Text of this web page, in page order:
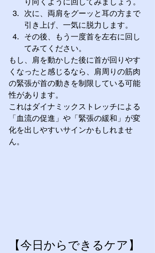
次に、両肩をグーッと耳の方まで
引き上げ、一気に脱力します。
その後、もう一度首を左右に回し
てみてください。
もし、肩を動かした後に首が回りやす
くなったと感じるなら、肩周りの筋肉
の緊張が首の動きを制限している可能
性があります。
これはダイナミックストレッチによる
「血流の促進」や「緊張の緩和」が変
化を出しやすいサインかもしれませ
ん。
【今日からできるケア】